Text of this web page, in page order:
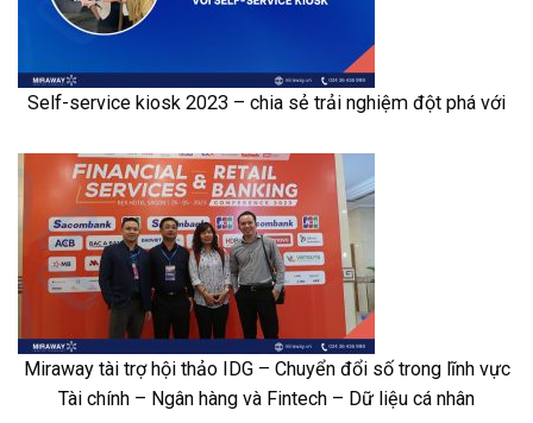
Self-service kiosk 2023 – chia sẻ trải nghiệm đột phá với
Miraway tài trợ hội thảo IDG – Chuyển đổi số trong lĩnh vực
Tài chính – Ngân hàng và Fintech – Dữ liệu cá nhân